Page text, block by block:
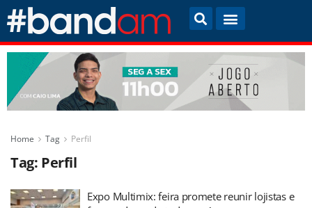
Home Tag Perfil
Tag: Perfil
Expo Multimix: feira promete reunir lojistas e